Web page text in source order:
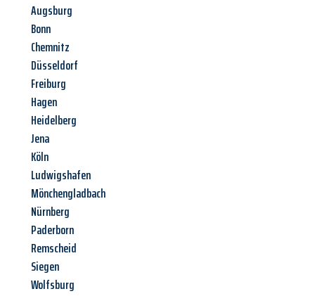
Augsburg
Bonn
Chemnitz
Düsseldorf
Freiburg
Hagen
Heidelberg
Jena
Köln
Ludwigshafen
Mönchengladbach
Nürnberg
Paderborn
Remscheid
Siegen
Wolfsburg